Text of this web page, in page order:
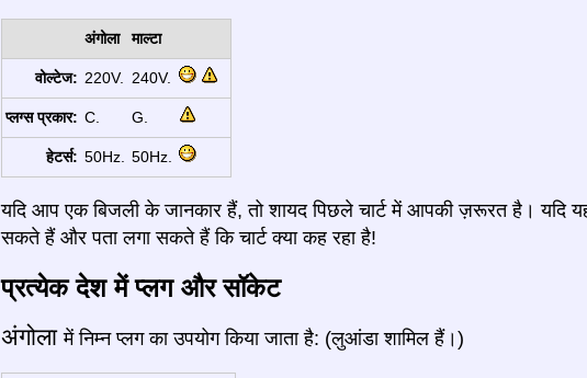
अंगोला माल्टा
वोल्टेज: 220V. 240V.
प्लग्स प्रकार: C. G.
हेटर्स: 50Hz. 50Hz.
यदि आप एक बिजली के जानकार हैं, तो शायद पिछले चार्ट में आपकी ज़रूरत है। यदि
सकते हैं और पता लगा सकते हैं कि चार्ट क्या कह रहा है!
प्रत्येक देश में प्लग और सॉकेट
अंगोलामें निम्न प्लग का उपयोग किया जाता है: (लुआंडा शामिल हैं।)